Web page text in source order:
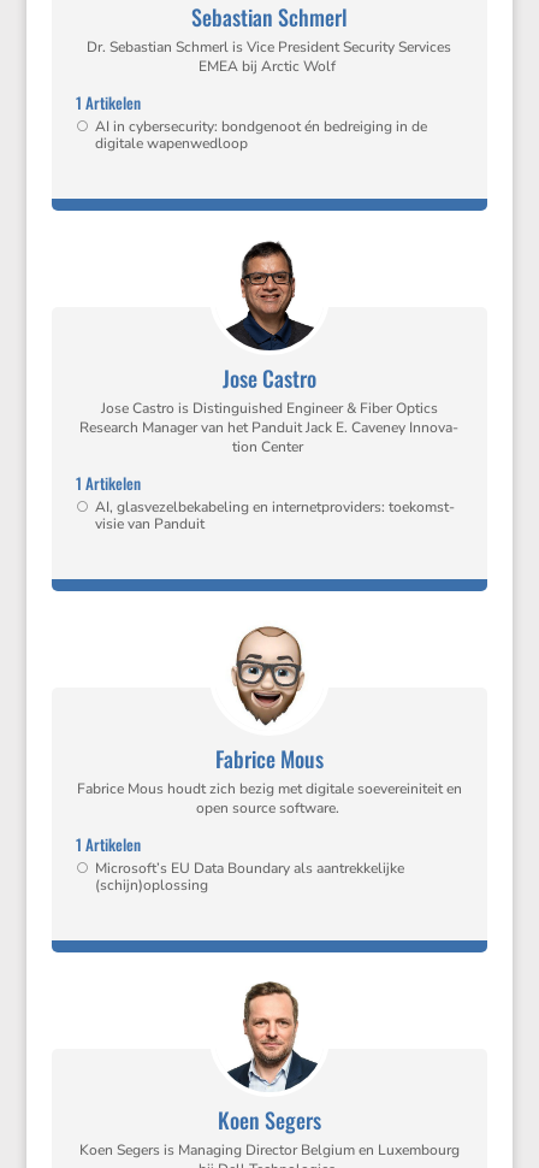
Sebastian Schmerl
1 Artikelen
Dr. Sebas­tian Schmerl is Vice Presi­dent Security Services
EMEA bij Arctic Wolf
AI in cyber­se­cu­rity: bondge­noot én bedrei­ging in de
digitale wapenwedloop
Jose Castro
1 Artikelen
Jose Castro is Distin­guished Engineer & Fiber Optics
Research Manager van het Panduit Jack E. Caveney Innova­
tion Center
AI, glasve­zel­be­ka­be­ling en inter­net­pro­vi­ders: toekomst­
visie van Panduit
Fabrice Mous
1 Artikelen
Fabrice Mous houdt zich bezig met digitale soeve­rei­ni­teit en
open source software.
Microsoft’s EU Data Boundary als aantrek­ke­lijke
(schijn)oplossing
Koen Segers
Koen Segers is Managing Director Belgium en Luxem­bourg